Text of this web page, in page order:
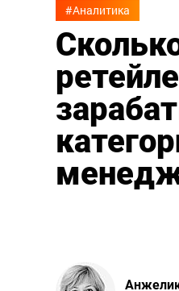
#Аналитика
ретейле